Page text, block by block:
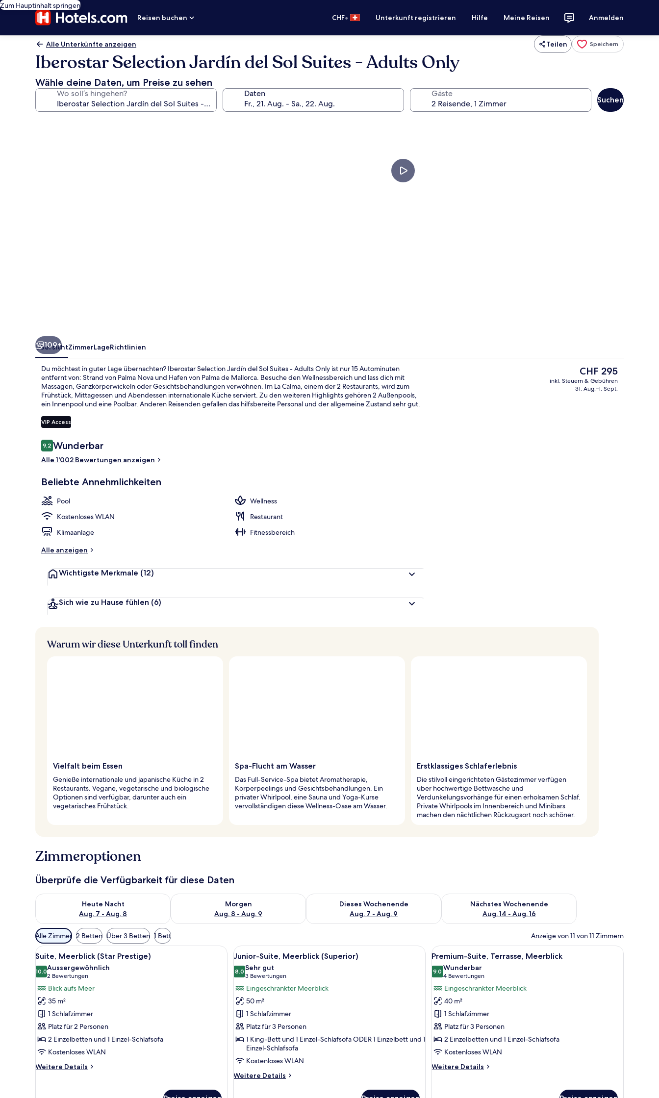
Zum Hauptinhalt springen
Reisen buchen
CHF• Unterkunft registrieren Hilfe Meine Reisen Anmelden
Alle Unterkünfte anzeigen Teilen Speichern
Iberostar Selection Jardín del Sol Suites - Adults Only
Wähle deine Daten, um Preise zu sehen
Wo soll’s hingehen? Daten Gäste
Suchen
Executive-Lounge 2 Bars/Lounges, Poolbar
109+
ÜbersichtZimmerLageRichtlinien
Du möchtest in guter Lage übernachten? Iberostar Selection Jardín del Sol Suites - Adults Only ist nur 15 Autominuten
entfernt von: Strand von Palma Nova und Hafen von Palma de Mallorca. Besuche den Wellnessbereich und lass dich mit
Massagen, Ganzkörperwickeln oder Gesichtsbehandlungen verwöhnen. Im La Calma, einem der 2 Restaurants, wird zum
Frühstück, Mittagessen und Abendessen internationale Küche serviert. Zu den weiteren Highlights gehören 2 Außenpools,
ein Innenpool und eine Poolbar. Anderen Reisenden gefallen das hilfsbereite Personal und der allgemeine Zustand sehr gut.
VIP Access
Bewertungen
9,29,2 von 10.
Wunderbar
Alle 1'002 Bewertungen anzeigen
Beliebte Annehmlichkeiten
Pool
Wellness
Kostenloses WLAN
Restaurant
Klimaanlage
Fitnessbereich
Alle anzeigen
Wichtigste Merkmale (12)
Sich wie zu Hause fühlen (6)
Der
aktuelle
Preis
CHF 295
inkl. Steuern & Gebühren
31. Aug.–1. Sept.
Warum wir diese Unterkunft toll finden
Vielfalt beim Essen
Genieße internationale und japanische Küche in 2
Restaurants. Vegane, vegetarische und biologische
Optionen sind verfügbar, darunter auch ein
vegetarisches Frühstück.
Spa-Flucht am Wasser
Das Full-Service-Spa bietet Aromatherapie,
Körperpeelings und Gesichtsbehandlungen. Ein
privater Whirlpool, eine Sauna und Yoga-Kurse
vervollständigen diese Wellness-Oase am Wasser.
Erstklassiges Schlaferlebnis
Die stilvoll eingerichteten Gästezimmer verfügen
über hochwertige Bettwäsche und
Verdunkelungsvorhänge für einen erholsamen Schlaf.
Private Whirlpools im Innenbereich und Minibars
machen den nächtlichen Rückzugsort noch schöner.
Zimmeroptionen
Überprüfe die Verfügbarkeit für diese Daten
Heute Nacht
Aug. 7 - Aug. 8
Überprüfe die Verfügbarkeit für heute Nacht, Aug. 7 - Aug. 8.
Morgen
Aug. 8 - Aug. 9
Überprüfe die Verfügbarkeit für morgen, Aug. 8 - Aug. 9.
Dieses Wochenende
Aug. 7 - Aug. 9
Überprüfe die Verfügbarkeit für dieses Wochenende, Aug. 7 - Aug. 9.
Nächstes Wochenende
Aug. 14 - Aug. 16
Überprüfe die Verfügbarkeit für nächstes Wochenende, Aug.
Verfügbare
Filter
für
Zimmer
Alle Zimmer 2 Betten Über 3 Betten 1 Bett Anzeige von 11 von 11 Zimmern
Alle
Fotos
für
Suite,
Meerblick
(Star
Prestige)
anzeigen
Ein modernes Wohnzimmer mit einer Couch, einem Couchtisch und einer Stehlampe. Ein Balkon mit Korbmöbeln und Blick auf die Landschaft.
5
Suite, Meerblick (Star Prestige)
10.010.0 von 10
Aussergewöhnlich
2 Bewertungen
(2
Bewertungen)
Blick aufs Meer
35 m²
1 Schlafzimmer
Platz für 2 Personen
2 Einzelbetten und 1 Einzel-Schlafsofa
Kostenloses WLAN
Weitere Details
Weitere
Alle
Fotos
für
Junior-
Suite,
Meerblick
(Superior)
anzeigen
Ein modernes Hotelzimmer mit einem großen Bett, einer Bank, einem kleinen Tisch und einem Balkon mit
5
Junior-Suite, Meerblick (Superior)
8.08.0 von 10
Sehr gut
3 Bewertungen
(3
Bewertungen)
Eingeschränkter Meerblick
50 m²
1 Schlafzimmer
Platz für 3 Personen
1 King-Bett und 1 Einzel-Schlafsofa ODER 1 Einzelbett und 1
Einzel-Schlafsofa
Kostenloses WLAN
Weitere Details
Weitere
Alle
Fotos
für
Premium-
Suite,
Terrasse,
Meerblick
anzeigen
Ein Whirlpool und Liegestühle auf einer
9
Premium-Suite, Terrasse, Meerblick
9.09.0 von 10
Wunderbar
4 Bewertungen
(4
Bewertungen)
Eingeschränkter Meerblick
40 m²
1 Schlafzimmer
Platz für 3 Personen
2 Einzelbetten und 1 Einzel-Schlafsofa
Kostenloses WLAN
Weitere Details
Weitere